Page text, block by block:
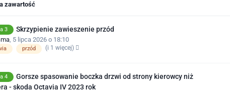
zawartość
3 Skrzypienie zawieszenie przód
, 5 lipca 2026 o 18:10
przód (i 1 więcej)
4
Gorsze spasowanie boczka drzwi od strony kierowcy niż
- skoda Octavia IV 2023 rok